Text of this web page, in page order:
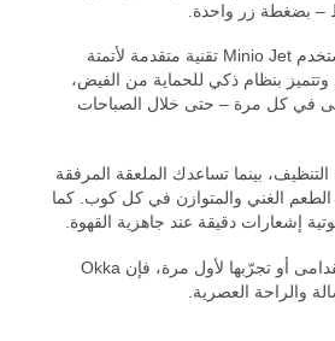
ودّع عناء تحضير القهوة على الموقد. تستخدم Minio Jet تقنية متقدمة لأتمتة
وتتميز بنظام ذكي للحماية من الفيض،
في كل مرة – حتى خلال الصباحات
بينما تساعدك الملعقة المرفقة
الطعم الغني والمتوازن في كل كوب. كما
إشعارات دقيقة عند جاهزية القهوة.
سواء كنت من عشاق القهوة التركية القدامى أو تجرّبها لأول مرة، فإن Okka